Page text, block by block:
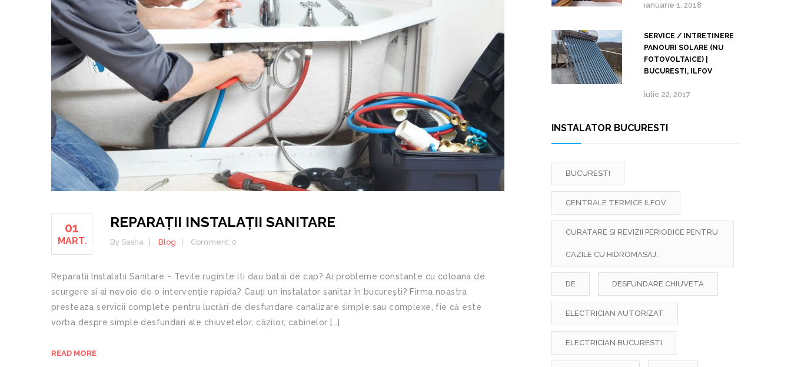
01
MART.
REPARAŢII INSTALAŢII SANITARE
By Sasha Blog Comment: 0
Reparatii Instalatii Sanitare – Tevile ruginite iti dau batai de cap? Ai probleme constante cu coloana de
scurgere si ai nevoie de o intervenție rapida? Cauți un instalator sanitar în bucurești? Firma noastra
presteaza servicii complete pentru lucrări de desfundare canalizare simple sau complexe, fie că este
vorba despre simple desfundari ale chiuvetelor, căzilor, cabinelor […]
READ MORE
ianuarie 1, 2018
SERVICE / INTRETINERE
PANOURI SOLARE (NU
FOTOVOLTAICE) |
BUCURESTI, ILFOV
iulie 22, 2017
INSTALATOR BUCURESTI
BUCURESTI
CENTRALE TERMICE ILFOV
CURATARE SI REVIZII PERIODICE PENTRU
CAZILE CU HIDROMASAJ.
DE DESFUNDARE CHIUVETA
ELECTRICIAN AUTORIZAT
ELECTRICIAN BUCURESTI